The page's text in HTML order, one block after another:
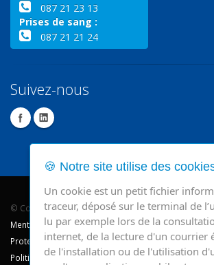
087 21 23 13
Prises de sang :
087 21 21 24
Suivez-nous
© Copyright 2026 - CHR Verviers.
Mentions légales
Protection des données
Politique de cookie
🍪 Notre site utilise des
Un cookie est un petit fichier
traceur, déposé sur le terminal de
lu par exemple lors de la
internet, de la lecture d'un courrier
de l'installation ou de l'utilisation